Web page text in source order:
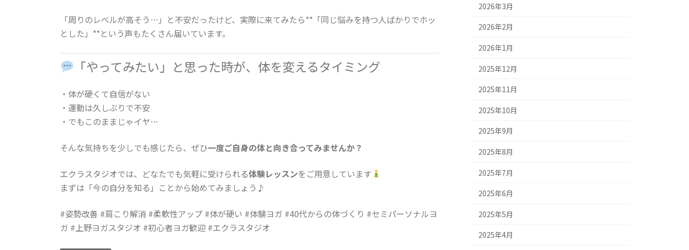
「周りのレベルが高そう…」と不安だったけど、実際に来てみたら**「同じ悩みを持つ人ばかりでホッ
とした」**という声もたくさん届いています。
「やってみたい」と思った時が、体を変えるタイミング
・体が硬くて自信がない
・運動は久しぶりで不安
・でもこのままじゃイヤ…
そんな気持ちを少しでも感じたら、ぜひ一度ご自身の体と向き合ってみませんか？
エクラスタジオでは、どなたでも気軽に受けられる体験レッスンをご用意しています
まずは「今の自分を知る」ことから始めてみましょう♪
#姿勢改善 #肩こり解消 #柔軟性アップ #体が硬い #体験ヨガ #40代からの体づくり #セミパーソナルヨ
ガ #上野ヨガスタジオ #初心者ヨガ歓迎 #エクラスタジオ
2026年3月
2026年2月
2026年1月
2025年12月
2025年11月
2025年10月
2025年9月
2025年8月
2025年7月
2025年6月
2025年5月
2025年4月